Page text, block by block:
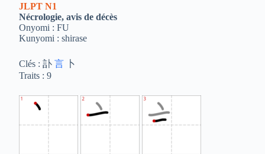
JLPT N1
Nécrologie, avis de décès
Onyomi : FU
Kunyomi : shirase
Clés : 訃言 卜
Traits : 9